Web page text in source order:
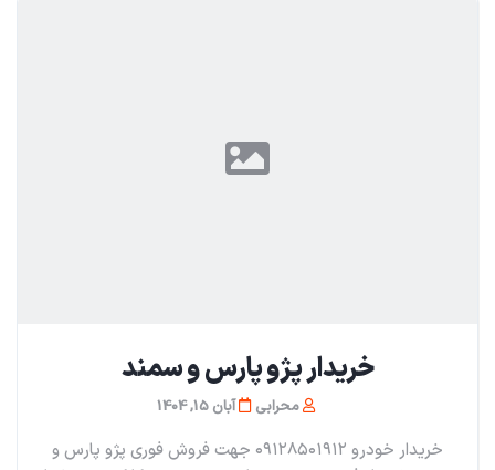
خریدار پژو پارس و سمند
محرابی آبان 15, 1404
خریدار خودرو ۰۹۱۲۸۵۰۱۹۱۲ جهت فروش فوری پژو پارس و‌